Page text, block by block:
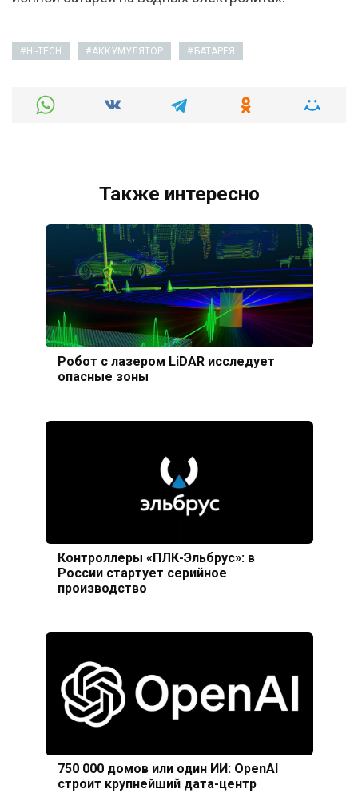
HI-TECH АККУМУЛЯТОР БАТАРЕЯ
Также интересно
Робот с лазером LiDAR исследует
опасные зоны
Контроллеры «ПЛК-Эльбрус»: в
России стартует серийное
производство
750 000 домов или один ИИ: OpenAI
строит крупнейший дата-центр